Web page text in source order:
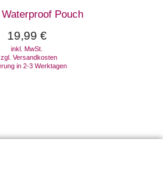
Pouch
19,99 €
inkl. MwSt.
Versandkosten
in 2-3 Werktagen